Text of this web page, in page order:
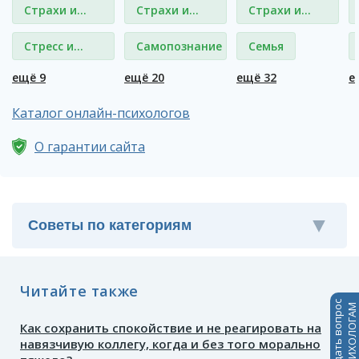
Страхи и
фобии
Стресс и
депрессия
ещё 9
Страхи и
фобии
Самопознание
ещё 20
Страхи и
фобии
Семья
ещё 32
Каталог онлайн-психологов
О гарантии сайта
Читайте также
Как сохранить спокойствие и не реагировать на
навязчивую коллегу, когда и без того морально
Задать вопросПСИХОЛОГАМ